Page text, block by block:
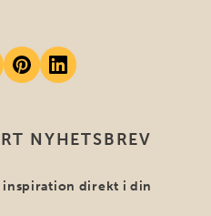
NYHETSBREV
inspiration direkt i din